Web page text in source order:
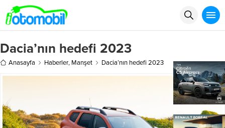
Dacia’nın hedefi 2023
Anasayfa Haberler, Manşet Dacia’nın hedefi 2023